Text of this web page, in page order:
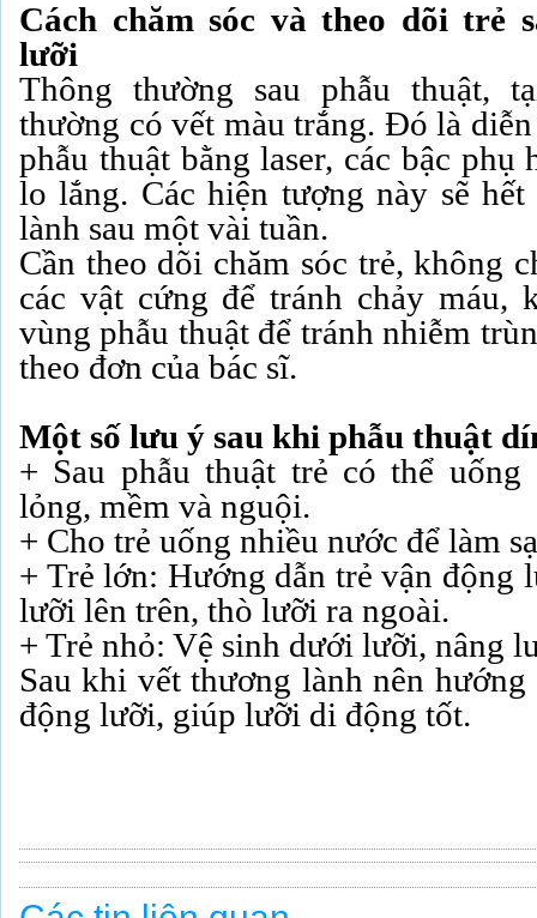
Cách chăm sóc và theo dõi trẻ
lưỡi
Thông thường sau phẫu thuật,
thường có vết màu trắng. Đó là
phẫu thuật bằng laser, các bậc phụ
lo lắng. Các hiện tượng này sẽ
lành sau một vài tuần.
Cần theo dõi chăm sóc trẻ, không
các vật cứng để tránh chảy máu,
vùng phẫu thuật để tránh nhiễm
theo đơn của bác sĩ.
Một số lưu ý sau khi phẫu thuật
+ Sau phẫu thuật trẻ có thể uống
lỏng, mềm và nguội.
+ Cho trẻ uống nhiều nước để làm
+ Trẻ lớn: Hướng dẫn trẻ vận động
lưỡi lên trên, thò lưỡi ra ngoài.
+ Trẻ nhỏ: Vệ sinh dưới lưỡi, nâng
Sau khi vết thương lành nên
động lưỡi, giúp lưỡi di động tốt.